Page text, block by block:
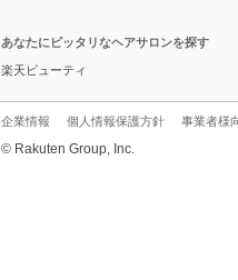
あなたにピッタリなヘアサロンを探す
楽天ビューティ
企業情報 個人情報保護方針 事業者様
© Rakuten Group, Inc.